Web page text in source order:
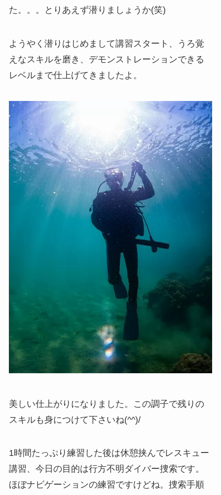
た。。。とりあえず潜りましょうか(笑)
ようやく潜りはじめまして講習スタート、うろ覚
えなスキルを磨き、デモンストレーションできる
レベルまで仕上げてきましたよ。
美しい仕上がりになりました。この調子で残りの
スキルも身につけて下さいね(^^)/
1時間たっぷり練習した後は休憩挟んでレスキュー
講習、今日の目的は行方不明ダイバー捜索です。
ほぼナビゲーションの練習ですけどね。捜索手順